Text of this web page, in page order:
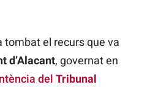
tombat el recurs que va
d’Alacant, governat en
del Tribunal